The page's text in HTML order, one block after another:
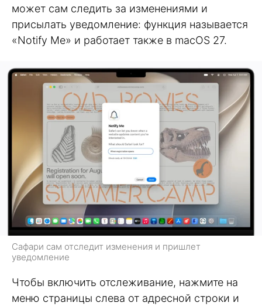
может сам следить за изменениями и
присылать уведомление: функция называется
«Notify Me» и работает также в macOS 27.
Сафари сам отследит изменения и пришлет
уведомление
Чтобы включить отслеживание, нажмите на
меню страницы слева от адресной строки и